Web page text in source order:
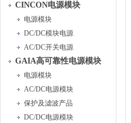
CINCON电源模块
电源模块
DC/DC模块电源
AC/DC开关电源
GAIA高可靠性电源模块
电源模块
AC/DC电源模块
保护及滤波产品
DC/DC电源模块